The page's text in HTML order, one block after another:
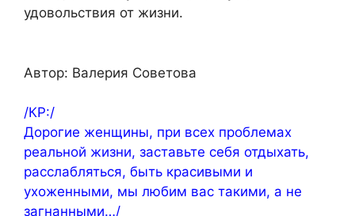
удовольствия от жизни.
Автор: Валерия Советова
/КР:/
Дорогие женщины, при всех проблемах
реальной жизни, заставьте себя отдыхать,
расслабляться, быть красивыми и
ухоженными, мы любим вас такими, а не
загнанными…/